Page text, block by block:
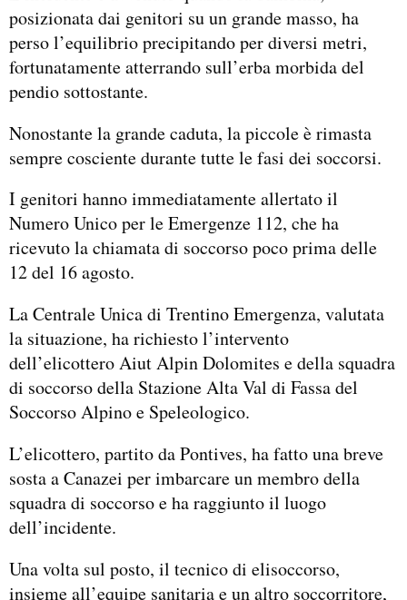
posizionata dai genitori su un grande masso, ha
perso l’equilibrio precipitando per diversi metri,
fortunatamente atterrando sull’erba morbida del
pendio sottostante.
Nonostante la grande caduta, la piccole è rimasta
sempre cosciente durante tutte le fasi dei soccorsi.
I genitori hanno immediatamente allertato il
Numero Unico per le Emergenze 112, che ha
ricevuto la chiamata di soccorso poco prima delle
12 del 16 agosto.
La Centrale Unica di Trentino Emergenza, valutata
la situazione, ha richiesto l’intervento
dell’elicottero Aiut Alpin Dolomites e della squadra
di soccorso della Stazione Alta Val di Fassa del
Soccorso Alpino e Speleologico.
L’elicottero, partito da Pontives, ha fatto una breve
sosta a Canazei per imbarcare un membro della
squadra di soccorso e ha raggiunto il luogo
dell’incidente.
Una volta sul posto, il tecnico di elisoccorso,
insieme all’equipe sanitaria e un altro soccorritore,